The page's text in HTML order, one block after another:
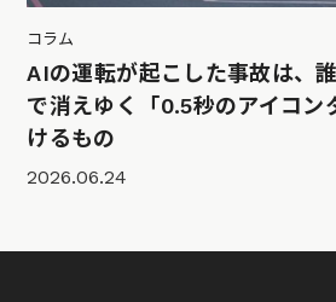
コラム
AIの運転が起こした事故は、
で消えゆく「0.5秒のアイコン
けるもの
2026.06.24